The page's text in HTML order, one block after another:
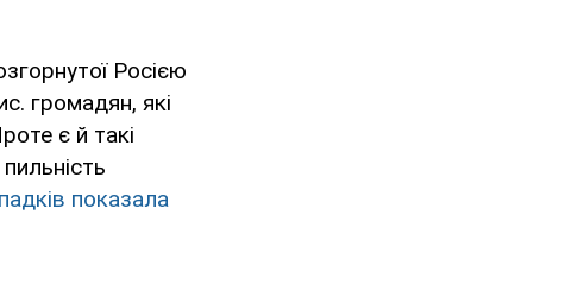
Росією
громадян, які
є й такі
показала